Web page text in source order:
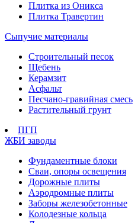
Плитка из Оникса
Плитка Травертин
Сыпучие материалы
Строительный песок
Щебень
Керамзит
Асфальт
Песчано-гравийная смесь
Растительный грунт
ПГП
ЖБИ заводы
Фундаментные блоки
Сваи, опоры освещения
Дорожные плиты
Аэродромные плиты
Заборы железобетонные
Колодезные кольца